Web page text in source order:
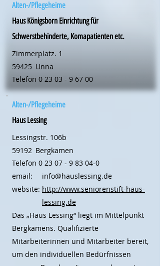
Alten-/Pflegeheime
Haus Königsborn Einrichtung für
Schwerstbehinderte, Komapatienten etc.
Zimmerplatz. 1
59425 Unna
Telefon 0 23 03 - 9 67 00
Alten-/Pflegeheime
Haus Lessing
Lessingstr. 106b
59192 Bergkamen
Telefon 0 23 07 - 9 83 04-0
email:
website:
info@hauslessing.de
http://www.seniorenstift-haus-
lessing.de
Das „Haus Lessing“ liegt im Mittelpunkt
Bergkamens. Qualifizierte
Mitarbeiterinnen und Mitarbeiter bereit,
um den individuellen Bedürfnissen